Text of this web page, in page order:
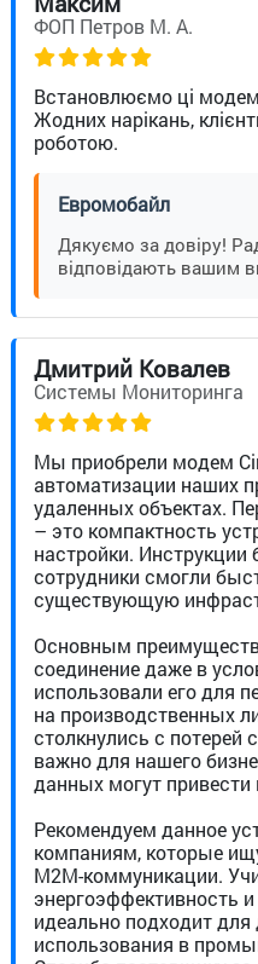
ФОП Петров М. А.
Встановлюємо ці
Жодних нарікань,
роботою.
Евромобайл
Дякуємо за довіру!
відповідають вашим
Дмитрий Ковалев
Системы Мониторинга
Мы приобрели модем
автоматизации наших
удаленных объектах.
– это компактность
настройки.
сотрудники смогли
существующую
Основным
соединение даже в
использовали его для
на производственных
столкнулись с потерей
важно для нашего
данных могут
Рекомендуем данное
компаниям, которые
M2M-коммуникации.
энергоэффективность
идеально подходит для
использования в